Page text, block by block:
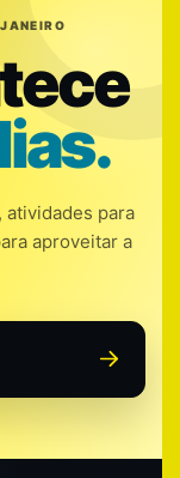
para
aproveitar a